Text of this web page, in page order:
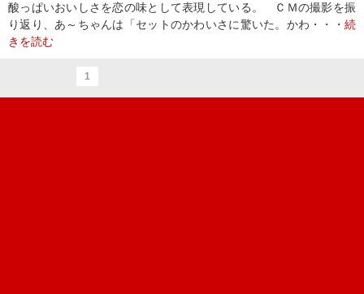
酸っぱいおいしさを恋の味として表現している。 ＣＭの撮影を振
り返り、あ～ちゃんは「セットのかわいさに驚いた。かわ・・・ 続
きを読む
1